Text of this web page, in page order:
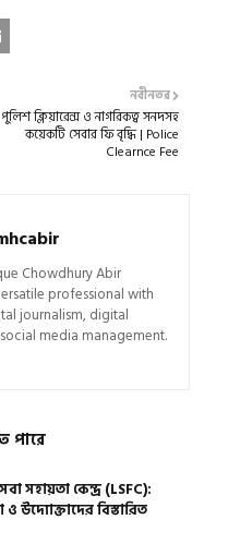
নবীনতর
পুলিশ ক্লিয়ারেন্স ও নাগরিকত্ব সনদসহ
কয়েকটি সেবার ফি বৃদ্ধি | Police
Clearnce Fee
Chowdhury Abir
professional with
journalism, digital
media management.
পারে
সহায়তা কেন্দ্র (LSFC):
উদ্যোক্তাদের বিস্তারিত